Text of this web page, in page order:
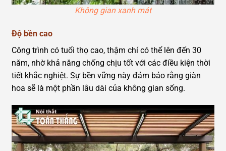
Không gian xanh mát
Độ bền cao
Công trình có tuổi thọ cao, thậm chí có thể lên đến 30
năm, nhờ khả năng chống chịu tốt với các điều kiện thời
tiết khắc nghiệt. Sự bền vững này đảm bảo rằng giàn
hoa sẽ là một phần lâu dài của không gian sống.